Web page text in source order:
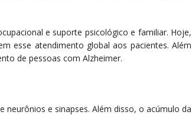
e suporte psicológico e familiar. Hoje,
esse atendimento global aos pacientes. Além
de pessoas com Alzheimer.
e sinapses. Além disso, o acúmulo da